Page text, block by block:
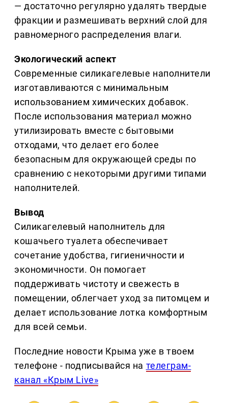
— достаточно регулярно удалять твердые
фракции и размешивать верхний слой для
равномерного распределения влаги.
Экологический аспект
Современные силикагелевые наполнители
изготавливаются с минимальным
использованием химических добавок.
После использования материал можно
утилизировать вместе с бытовыми
отходами, что делает его более
безопасным для окружающей среды по
сравнению с некоторыми другими типами
наполнителей.
Вывод
Силикагелевый наполнитель для
кошачьего туалета обеспечивает
сочетание удобства, гигиеничности и
экономичности. Он помогает
поддерживать чистоту и свежесть в
помещении, облегчает уход за питомцем и
делает использование лотка комфортным
для всей семьи.
Последние новости Крыма уже в твоем
телефоне - подписывайся на телеграм-
канал «Крым Live»